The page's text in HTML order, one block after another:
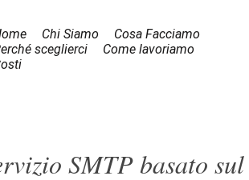
Chi Siamo
Cosa Facciamo
sceglierci
Come lavoriamo
SMTP basato sul